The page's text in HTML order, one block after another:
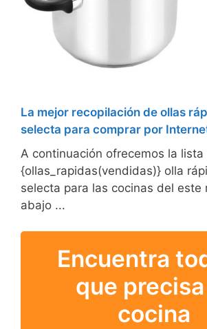
La mejor recopilación de ollas
selecta para comprar por
A continuación ofrecemos la lista
{ollas_rapidas(vendidas)} olla
selecta para las cocinas del este
abajo ...
Encuentra
que
cocina